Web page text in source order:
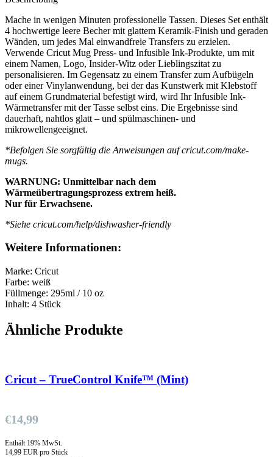
Mache in wenigen Minuten professionelle Tassen. Dieses Set enthält
4 hochwertige leere Becher mit glattem Keramik-Finish und geraden
Wänden, um jedes Mal einwandfreie Transfers zu erzielen.
Verwende Cricut Mug Press- und Infusible Ink-Produkte, um mit
einem Namen, Logo, Insider-Witz oder Lieblingszitat zu
personalisieren. Im Gegensatz zu einem Transfer zum Aufbügeln
oder einer Vinylanwendung, bei der das Kunstwerk mit Klebstoff
auf einem Grundmaterial befestigt wird, wird Ihr Infusible Ink-
Wärmetransfer mit der Tasse selbst eins. Die Ergebnisse sind
dauerhaft, nahtlos glatt – und spülmaschinen- und
mikrowellengeeignet.
*Befolgen Sie sorgfältig die Anweisungen auf cricut.com/make-
mugs.
WARNUNG: Unmittelbar nach dem
Wärmeübertragungsprozess extrem heiß.
Nur für Erwachsene.
*Siehe cricut.com/help/dishwasher-friendly
Weitere Informationen:
Marke: Cricut
Farbe: weiß
Füllmenge: 295ml / 10 oz
Inhalt: 4 Stück
Ähnliche Produkte
Cricut – TrueControl Knife™ (Mint)
€14,99
Enthält 19% MwSt.
14,99 EUR pro Stück